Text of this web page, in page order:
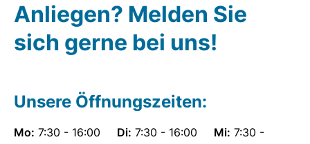
Anliegen? Melden Sie
sich gerne bei uns!
Unsere Öffnungszeiten:
Mo: 7:30 - 16:00 Di: 7:30 - 16:00 Mi: 7:30 -